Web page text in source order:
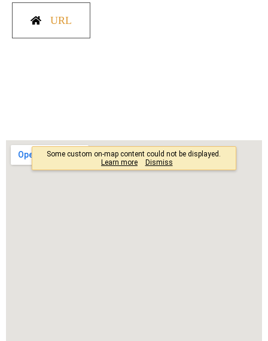
URL